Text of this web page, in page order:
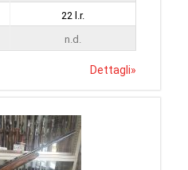
22 l.r.
n.d.
Dettagli»